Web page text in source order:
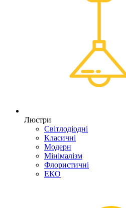
Люстри
Світлодіодні
Класичні
Модерн
Мінімалізм
Флористичні
ЕКО